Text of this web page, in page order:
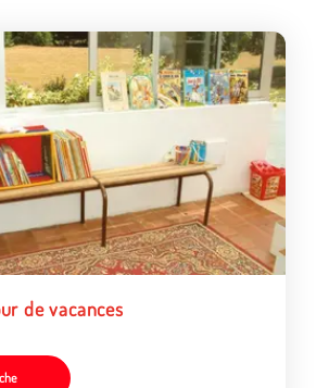
de vacances